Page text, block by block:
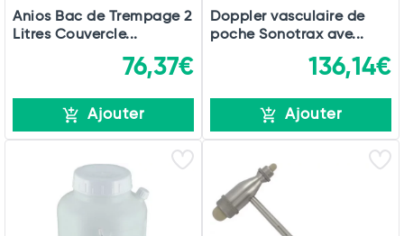
Anios Bac de Trempage 2
Litres Couvercle...
76,37€
Ajouter
Doppler vasculaire de
poche Sonotrax ave...
136,14€
Ajouter